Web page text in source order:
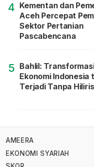
4 Kementan dan
Aceh Percepat
Sektor Pertanian
Pascabencana
5 Bahlil:
Ekonomi Indonesia
Terjadi Tanpa
AMEERA
EKONOMI SYARIAH